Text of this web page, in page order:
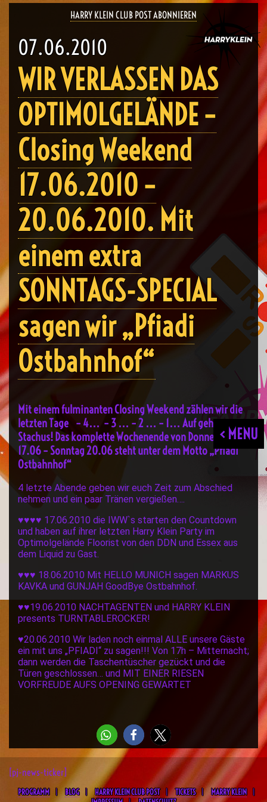
HARRY KLEIN CLUB POST ABONNIEREN
< MENU
07.06.2010
WIR VERLASSEN DAS
OPTIMOLGELÄNDE –
Closing Weekend
17.06.2010 –
20.06.2010. Mit
einem extra
SONNTAGS-SPECIAL
sagen wir „Pfiadi
Ostbahnhof“
Mit einem fulminanten Closing Weekend zählen wir die
letzten Tage – 4… – 3 … – 2 … – 1… Auf gehts zum
Stachus! Das komplette Wochenende von Donnerstag
17.06 – Sonntag 20.06 steht unter dem Motto „Pfiadi
Ostbahnhof“
4 letzte Abende geben wir euch Zeit zum Abschied
nehmen und ein paar Tränen vergießen….
♥♥♥♥ 17.06.2010 die IWW`s starten den Countdown
und haben auf ihrer letzten Harry Klein Party im
Optimolgelände Floorist von den DDN und Essex aus
dem Liquid zu Gast.
♥♥♥ 18.06.2010 Mit HELLO MUNICH sagen MARKUS
KAVKA und GUNJAH GoodBye Ostbahnhof.
♥♥19.06.2010 NACHTAGENTEN und HARRY KLEIN
presents TURNTABLEROCKER!
♥20.06.2010 Wir laden noch einmal ALLE unsere Gäste
ein mit uns „PFIADI“ zu sagen!!! Von 17h – Mitternacht;
dann werden die Taschentüscher gezückt und die
Türen geschlossen… und MIT EINER RIESEN
VORFREUDE AUFS OPENING GEWARTET
[pj-news-ticker]
PROGRAMM BLOG HARRY KLEIN CLUB POST TICKETS
MARRY KLEIN